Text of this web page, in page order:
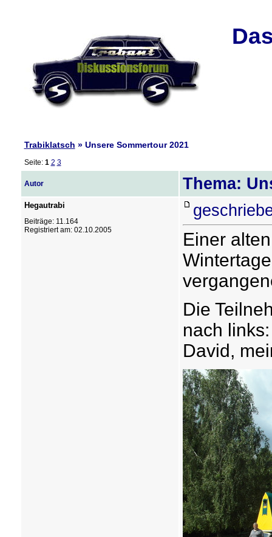
Trabiklatsch » Unsere Sommertour 2021
Seite: 1 2 3
Autor Thema:
Hegautrabi
Beiträge: 11.164
Registriert am: 02.10.2005
Einer
Die
nach links:
David,